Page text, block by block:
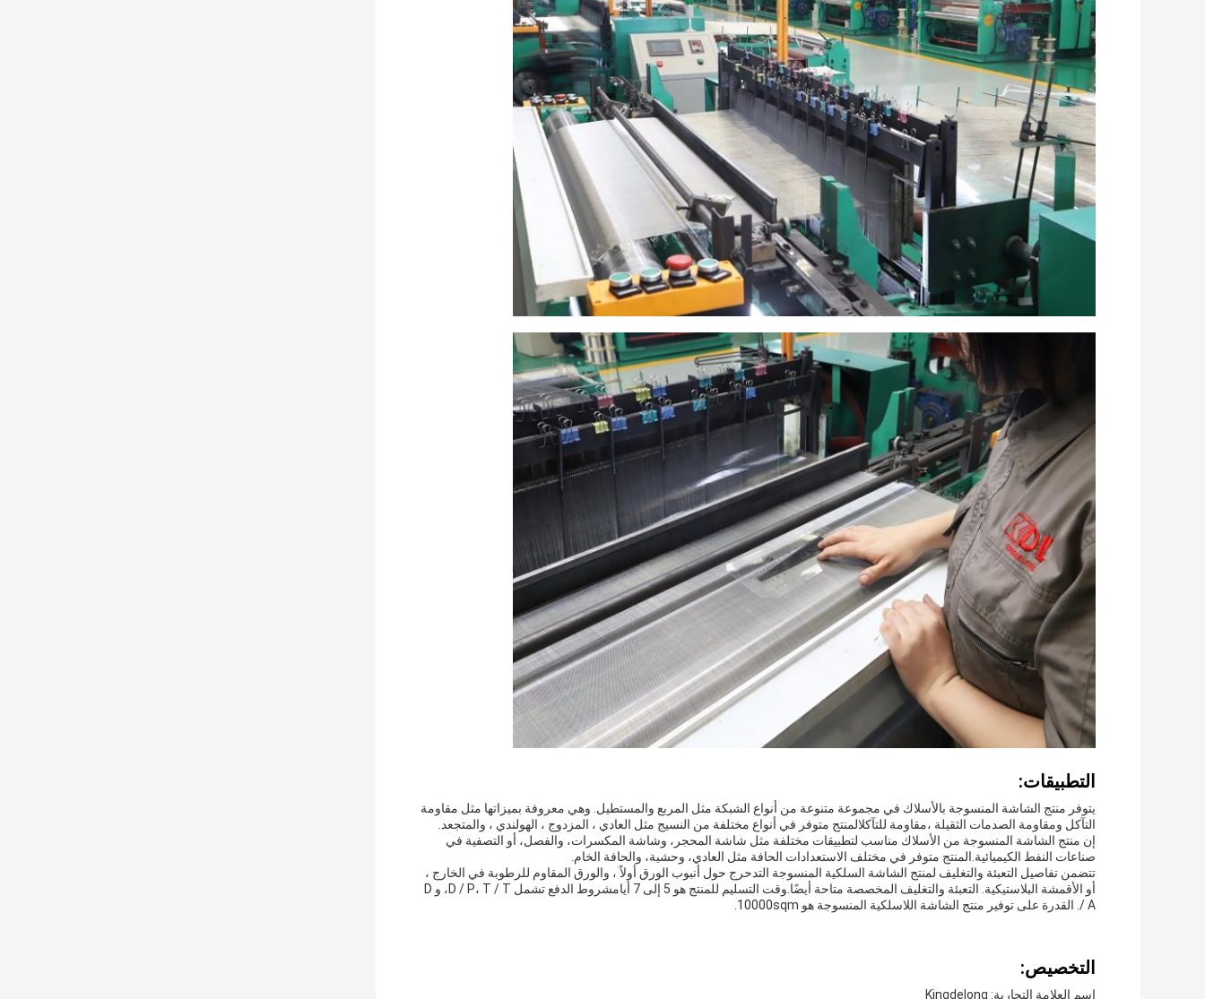
التطبيقات:
يتوفر منتج الشاشة المنسوجة بالأسلاك في مجموعة متنوعة من أنواع الشبكة مثل المربع والمستطيل. وهي معروفة بميزاتها مثل مقاومة
التآكل ومقاومة الصدمات الثقيلة ،مقاومة للتآكلالمنتج متوفر في أنواع مختلفة من النسيج مثل العادي ، المزدوج ، الهولندي ، والمتجعد.
إن منتج الشاشة المنسوجة من الأسلاك مناسب لتطبيقات مختلفة مثل شاشة المحجر، وشاشة المكسرات، والفصل، أو التصفية في
صناعات النفط الكيميائية.المنتج متوفر في مختلف الاستعدادات الحافة مثل العادي، وحشية، والحافة الخام.
تتضمن تفاصيل التعبئة والتغليف لمنتج الشاشة السلكية المنسوجة التدحرج حول أنبوب الورق أولاً ، والورق المقاوم للرطوبة في الخارج ،
أو الأقمشة البلاستيكية. التعبئة والتغليف المخصصة متاحة أيضًا.وقت التسليم للمنتج هو 5 إلى 7 أيامشروط الدفع تشمل D / P، T / T، و D
/ A. القدرة على توفير منتج الشاشة اللاسلكية المنسوجة هو 10000sqm.
التخصيص:
اسم العلامة التجارية: Kingdelong